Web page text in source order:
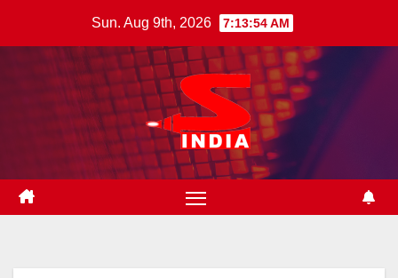
Sun. Aug 9th, 2026 7:13:55 AM